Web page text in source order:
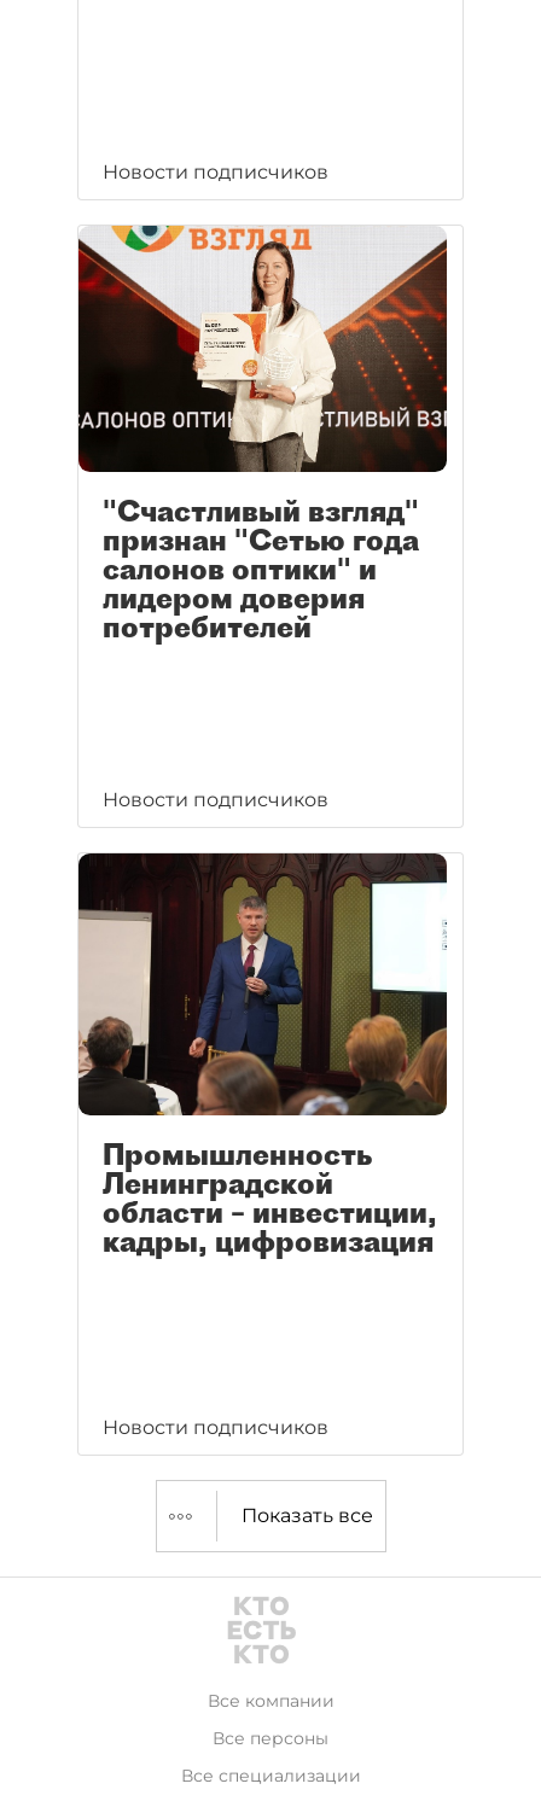
Новости подписчиков
"Счастливый взгляд"
признан "Сетью года
салонов оптики" и
лидером доверия
потребителей
Новости подписчиков
Промышленность
Ленинградской
области – инвестиции,
кадры, цифровизация
Новости подписчиков
Показать все
Все компании
Все персоны
Все специализации